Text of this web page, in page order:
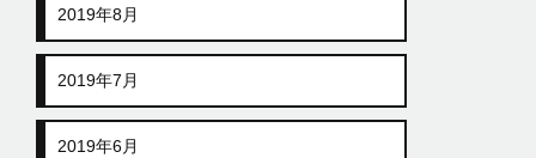
2019年8月
2019年7月
2019年6月